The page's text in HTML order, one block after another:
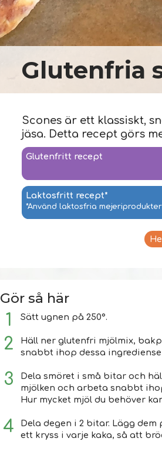
Glutenfria
Scones är ett klassiskt,
jäsa. Detta recept görs
Glutenfritt recept
Laktosfritt recept*
*Använd laktosfria mejeriprodukter
Gör så här
Sätt ugnen på 250°.
Häll ner glutenfri mjölmix,
snabbt ihop dessa
Dela smöret i små bitar och
mjölken och arbeta snabbt
Hur mycket mjöl du behöver
Dela degen i 2 bitar. Lägg
ett kryss i varje kaka, så att